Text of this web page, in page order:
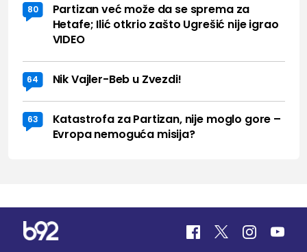
80
Partizan već može da se sprema za
Hetafe; Ilić otkrio zašto Ugrešić nije igrao
VIDEO
64 Nik Vajler-Beb u Zvezdi!
63
Katastrofa za Partizan, nije moglo gore –
Evropa nemoguća misija?